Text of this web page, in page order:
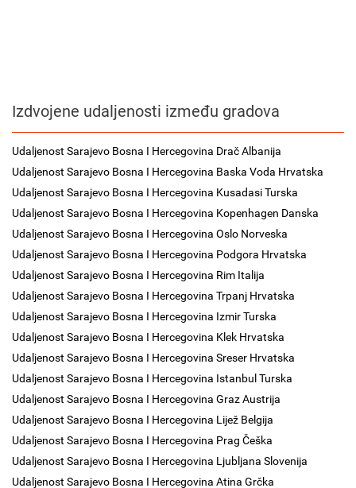
Izdvojene udaljenosti između gradova
Udaljenost Sarajevo Bosna I Hercegovina Drač Albanija
Udaljenost Sarajevo Bosna I Hercegovina Baska Voda Hrvatska
Udaljenost Sarajevo Bosna I Hercegovina Kusadasi Turska
Udaljenost Sarajevo Bosna I Hercegovina Kopenhagen Danska
Udaljenost Sarajevo Bosna I Hercegovina Oslo Norveska
Udaljenost Sarajevo Bosna I Hercegovina Podgora Hrvatska
Udaljenost Sarajevo Bosna I Hercegovina Rim Italija
Udaljenost Sarajevo Bosna I Hercegovina Trpanj Hrvatska
Udaljenost Sarajevo Bosna I Hercegovina Izmir Turska
Udaljenost Sarajevo Bosna I Hercegovina Klek Hrvatska
Udaljenost Sarajevo Bosna I Hercegovina Sreser Hrvatska
Udaljenost Sarajevo Bosna I Hercegovina Istanbul Turska
Udaljenost Sarajevo Bosna I Hercegovina Graz Austrija
Udaljenost Sarajevo Bosna I Hercegovina Lijež Belgija
Udaljenost Sarajevo Bosna I Hercegovina Prag Češka
Udaljenost Sarajevo Bosna I Hercegovina Ljubljana Slovenija
Udaljenost Sarajevo Bosna I Hercegovina Atina Grčka